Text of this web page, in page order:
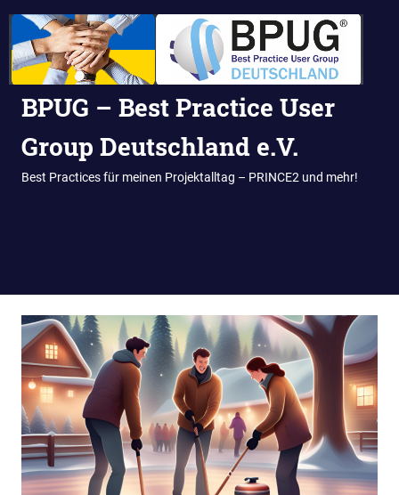
Inhalt
springen
BPUG – Best Practice User
Group Deutschland e.V.
Best Practices für meinen Projektalltag – PRINCE2 und mehr!